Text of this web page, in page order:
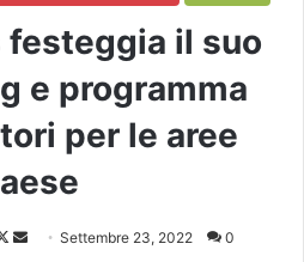
festeggia il suo
e programma
per le aree
Follow
Invia Settembre 23, 2022 0